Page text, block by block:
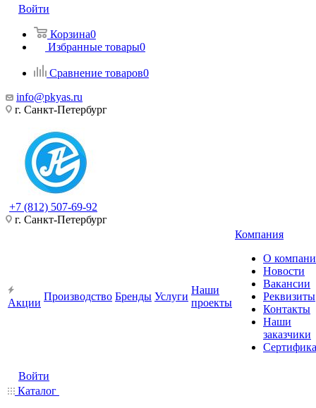
Войти
Корзина0
Избранные товары0
Сравнение товаров0
info@pkyas.ru
г. Санкт-Петербург
+7 (812) 507-69-92
г. Санкт-Петербург
Акции
Производство Бренды Услуги
Наши
проекты
Компания
О
Новости
Вакансии
Реквизиты
Контакты
Наши
заказчики
Войти
Каталог